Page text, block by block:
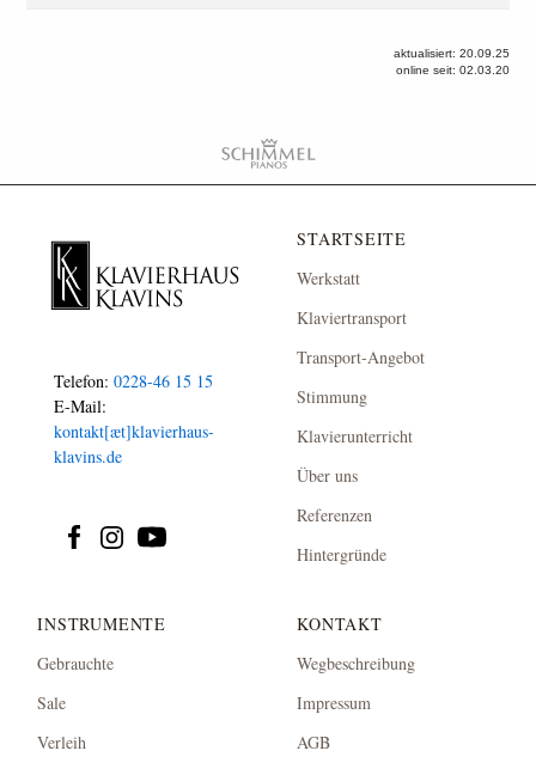
aktualisiert: 20.09.25
online seit: 02.03.20
Telefon:0228-46 15 15
E-Mail:
kontakt[æt]klavierhaus-
klavins.de
STARTSEITE
Werkstatt
Klaviertransport
Transport-Angebot
Stimmung
Klavierunterricht
Über uns
Referenzen
Hintergründe
INSTRUMENTE
Gebrauchte
Sale
Verleih
KONTAKT
Wegbeschreibung
Impressum
AGB